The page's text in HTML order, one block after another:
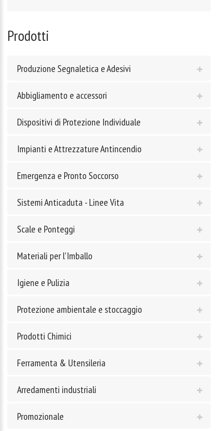
Prodotti
Produzione Segnaletica e Adesivi
Abbigliamento e accessori
Dispositivi di Protezione Individuale
Impianti e Attrezzature Antincendio
Emergenza e Pronto Soccorso
Sistemi Anticaduta - Linee Vita
Scale e Ponteggi
Materiali per l'Imballo
Igiene e Pulizia
Protezione ambientale e stoccaggio
Prodotti Chimici
Ferramenta & Utensileria
Arredamenti industriali
Promozionale